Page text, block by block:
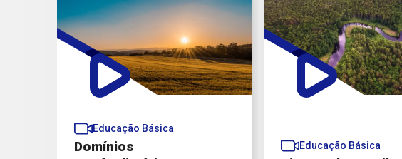
Educação Básica
Domínios
Educação Básica